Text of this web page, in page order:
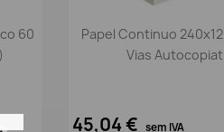
60
Vista
Papel Continuo
Vias
45,04 € sem IVA